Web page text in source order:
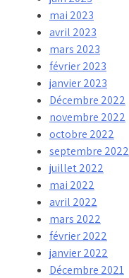
mai 2023
avril 2023
mars 2023
février 2023
janvier 2023
Décembre 2022
novembre 2022
octobre 2022
septembre 2022
juillet 2022
mai 2022
avril 2022
mars 2022
février 2022
janvier 2022
Décembre 2021